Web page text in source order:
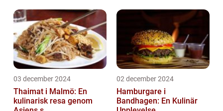
03 december 2024
Thaimat i Malmö: En
kulinarisk resa genom
02 december 2024
Hamburgare i
Bandhagen: En Kulinär